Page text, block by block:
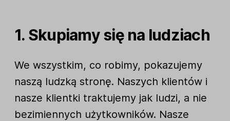
1. Skupiamy się na ludziach
We wszystkim, co robimy, pokazujemy
naszą ludzką stronę. Naszych klientów i
nasze klientki traktujemy jak ludzi, a nie
bezimiennych użytkowników. Nasze